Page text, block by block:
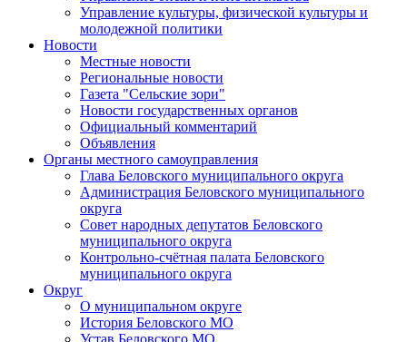
Управление культуры, физической культуры и
молодежной политики
Новости
Местные новости
Региональные новости
Газета "Сельские зори"
Новости государственных органов
Официальный комментарий
Объявления
Органы местного самоуправления
Глава Беловского муниципального округа
Администрация Беловского муниципального
округа
Совет народных депутатов Беловского
муниципального округа
Контрольно-счётная палата Беловского
муниципального округа
Округ
О муниципальном округе
История Беловского МО
Устав Беловского МО